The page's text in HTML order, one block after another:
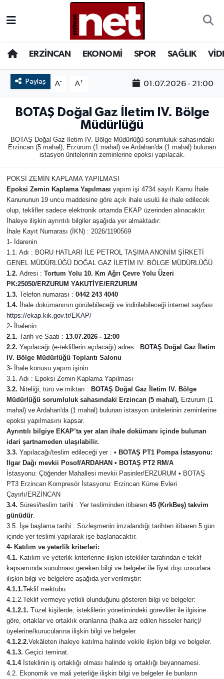
ERZİNCAN EKONOMİ SPOR SAĞLIK
Paylaş A- A+ 01.07.2026 - 21:00
BOTAŞ Doğal Gaz İletim IV. Bölge
Müdürlüğü
BOTAŞ Doğal Gaz İletim IV. Bölge Müdürlüğü sorumluluk sahasındaki
Erzincan (5 mahal), Erzurum (1 mahal) ve Ardahan'da (1 mahal) bulunan
istasyon ünitelerinin zeminlerine epoksi yapılacak.
POKSİ ZEMİN KAPLAMA YAPILMASI
Epoksi Zemin Kaplama Yapılması yapım işi 4734 sayılı Kamu İhale
Kanununun 19 uncu maddesine göre açık ihale usulü ile ihale edilecek
olup, teklifler sadece elektronik ortamda EKAP üzerinden alınacaktır.
İhaleye ilişkin ayrıntılı bilgiler aşağıda yer almaktadır:
İhale Kayıt Numarası (İKN) : 2026/1190569
1- İdarenin
1.1. Adı : BORU HATLARI İLE PETROL TAŞIMA ANONİM ŞİRKETİ
GENEL MÜDÜRLÜĞÜ DOĞAL GAZ İLETİM IV. BÖLGE MÜDÜRLÜĞÜ
1.2. Adresi : Tortum Yolu 10. Km Ağrı Çevre Yolu Üzeri
PK:25050/ERZURUM YAKUTİYE/ERZURUM
1.3. Telefon numarası : 0442 243 4040
1.4.
İhale dokümanının görülebileceği ve indirilebileceği internet sayfası:
https://ekap.kik.gov.tr/EKAP/
2- İhalenin
2.1. Tarih ve Saati : 13.07.2026 - 12:00
2.2. Yapılacağı (e-tekliflerin açılacağı) adres : BOTAŞ Doğal Gaz İletim
IV. Bölge Müdürlüğü Toplantı Salonu
3- İhale konusu yapım işinin
3.1. Adı : Epoksi Zemin Kaplama Yapılması
3.2. Niteliği, türü ve miktarı : BOTAŞ Doğal Gaz İletim IV. Bölge
Müdürlüğü sorumluluk sahasındaki Erzincan (5 mahal), Erzurum (1
mahal) ve Ardahan'da (1 mahal) bulunan istasyon ünitelerinin zeminlerine
epoksi yapılmasını kapsar.
Ayrıntılı bilgiye EKAP’ta yer alan ihale dokümanı içinde bulunan
idari şartnameden ulaşılabilir.
3.3. Yapılacağı/teslim edileceği yer : • BOTAŞ PT1 Pompa İstasyonu:
Ilgar Dağı mevkii Posof/ARDAHAN • BOTAŞ PT2 RM/A
İstasyonu: Çöğender Mahallesi mevkii Pasinler/ERZURUM • BOTAŞ
PT3 Erzincan Kompresör İstasyonu: Erzincan Küme Evleri
Çayırlı/ERZİNCAN
3.4. Süresi/teslim tarihi : Yer tesliminden itibaren 45 (KırkBeş) takvim
günüdür.
3.5. İşe başlama tarihi : Sözleşmenin imzalandığı tarihten itibaren 5 gün
içinde yer teslimi yapılarak işe başlanacaktır.
4- Katılım ve yeterlik kriterleri:
4.1. Katılım ve yeterlik kriterlerine ilişkin istekliler tarafından e-teklif
kapsamında sunulması gereken bilgi ve belgeler ile fiyat dışı unsurlara
ilişkin bilgi ve belgelere aşağıda yer verilmiştir:
4.1.1.Teklif mektubu.
4.1.2.Teklif vermeye yetkili olunduğunu gösteren bilgi ve belgeler:
4.1.2.1. Tüzel kişilerde; isteklilerin yönetimindeki görevliler ile ilgisine
göre, ortaklar ve ortaklık oranlarına (halka arz edilen hisseler hariç)/
üyelerine/kurucularına ilişkin bilgi ve belgeler.
4.1.2.2.Vekâleten ihaleye katılma halinde vekile ilişkin bilgi ve belgeler.
4.1.3. Geçici teminat.
4.1.4 İsteklinin iş ortaklığı olması halinde iş ortaklığı beyannamesi.
4.2. Ekonomik ve mali yeterliğe ilişkin bilgi ve belgeler ile bunların
AKADEMİK YAZILAR
BÖLGE
EĞİTİM
EKONOMİ
GAZETEMİZ
GÜNCEL
İLAN
İLÇELER
ÖZEL HABER
SAĞLIK
SİYASET
SPOR
SÜRMANŞET
TARIM
VİDEO HABER
Merkez Nöbetçi Eczaneler
Merkez Trafik Yoğunluk Haritası
Süper Lig Puan Durumu ve Fikstür
Tüm Manşetler
Son Dakika Haberleri
Haber Arşivi